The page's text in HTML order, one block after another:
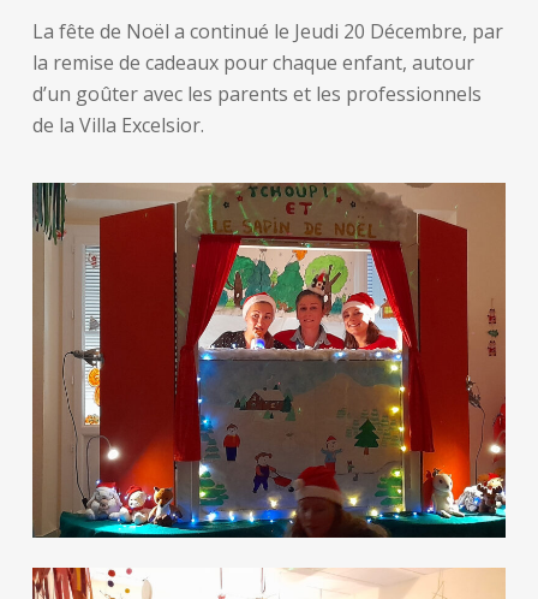
La fête de Noël a continué le Jeudi 20 Décembre, par
la remise de cadeaux pour chaque enfant, autour
d’un goûter avec les parents et les professionnels
de la Villa Excelsior.